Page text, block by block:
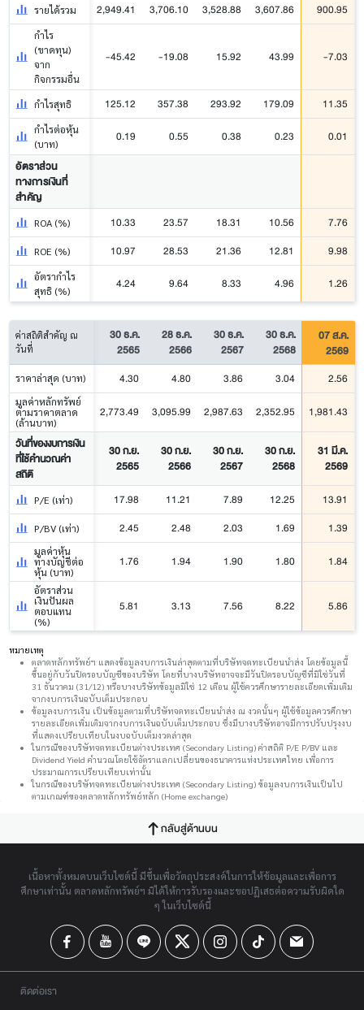
รายได้รวม 2,949.41 3,706.10 3,528.88 3,607.86 900.95
กำไร
(ขาดทุน)
จาก
กิจกรรมอื่น
-45.42 -19.08 15.92 43.99 -7.03
กำไรสุทธิ 125.12 357.38 293.92 179.09 11.35
กำไรต่อหุ้น
(บาท)
0.19 0.55 0.38 0.23
0.01
อัตราส่วน
ทางการเงินที่
สำคัญ
ROA (%) 10.33 23.57 18.31 10.56 7.76
ROE (%) 10.97 28.53 21.36 12.81 9.98
อัตรากำไร
สุทธิ (%)
4.24 9.64 8.33 4.96 1.26
ค่าสถิติสำคัญ ณ
วันที่
30 ธ.ค.
2565
28 ธ.ค.
2566
30 ธ.ค.
2567
30 ธ.ค.
2568
07 ส.ค.
2569
ราคาล่าสุด (บาท) 4.30 4.80 3.86 3.04 2.56
มูลค่าหลักทรัพย์
ตามราคาตลาด
(ล้านบาท)
2,773.49 3,095.99 2,987.63 2,352.95
1,981.43
วันที่ของงบการเงิน
ที่ใช้คำนวณค่า
สถิติ
30 ก.ย.
2565
30 ก.ย.
2566
30 ก.ย.
2567
30 ก.ย.
2568
31 มี.ค.
2569
P/E (เท่า) 17.98 11.21 7.89 12.25 13.91
P/BV (เท่า) 2.45 2.48 2.03 1.69 1.39
มูลค่าหุ้น
ทางบัญชีต่อ
หุ้น (บาท)
1.76 1.94 1.90 1.80 1.84
อัตราส่วน
เงินปันผล
ตอบแทน
(%)
5.81 3.13 7.56 8.22 5.86
หมายเหตุ
ตลาดหลักทรัพย์ฯ แสดงข้อมูลงบการเงินล่าสุดตามที่บริษัทจดทะเบียนนำส่ง โดยข้อมูลนี้
ขึ้นอยู่กับวันปิดรอบบัญชีของบริษัท โดยที่บางบริษัทอาจจะมีวันปิดรอบบัญชีที่มิใช่วันที่
31 ธันวาคม (31/12) หรือบางบริษัทข้อมูลมิใช่ 12 เดือน ผู้ใช้ควรศึกษารายละเอียดเพิ่มเติม
จากงบการเงินฉบับเต็มประกอบ
ข้อมูลงบการเงิน เป็นข้อมูลตามที่บริษัทจดทะเบียนนำส่ง ณ งวดนั้นๆ ผู้ใช้ข้อมูลควรศึกษา
รายละเอียดเพิ่มเติมจากงบการเงินฉบับเต็มประกอบ ซึ่งมีบางบริษัทอาจมีการปรับปรุงงบ
ที่แสดงเปรียบเทียบในงบฉบับเต็มงวดล่าสุด
ในกรณีของบริษัทจดทะเบียนต่างประเทศ (Secondary Listing) ค่าสถิติ P/E P/BV และ
Dividend Yield คำนวณโดยใช้อัตราแลกเปลี่ยนของธนาคารแห่งประเทศไทย เพื่อการ
ประมาณการเปรียบเทียบเท่านั้น
ในกรณีของบริษัทจดทะเบียนต่างประเทศ (Secondary Listing) ข้อมูลงบการเงินเป็นไป
ตามเกณฑ์ของตลาดหลักทรัพย์หลัก (Home exchange)
กลับสู่ด้านบน
เนื้อหาทั้งหมดบนเว็บไซต์นี้ มีขึ้นเพื่อวัตถุประสงค์ในการให้ข้อมูลและเพื่อการ
ศึกษาเท่านั้น ตลาดหลักทรัพย์ฯ มิได้ให้การรับรองและขอปฏิเสธต่อความรับผิดใด
ๆ ในเว็บไซต์นี้
ติดต่อเรา